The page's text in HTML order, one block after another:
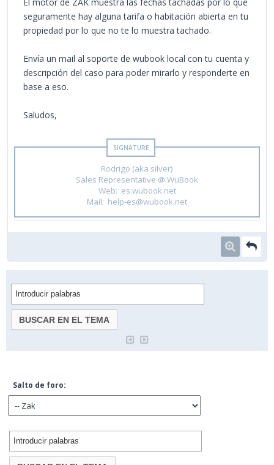
seguramente hay alguna tarifa o habitación abierta en tu
propiedad por lo que no te lo muestra tachado.
Envía un mail al soporte de wubook local con tu cuenta y
descripción del caso para poder mirarlo y responderte en
base a eso.
Saludos,
Rodrigo (aka silver)
Sales Representative @ WuBook
Web: es.wubook.net
Mail: help-es@wubook.net
Salto de foro: